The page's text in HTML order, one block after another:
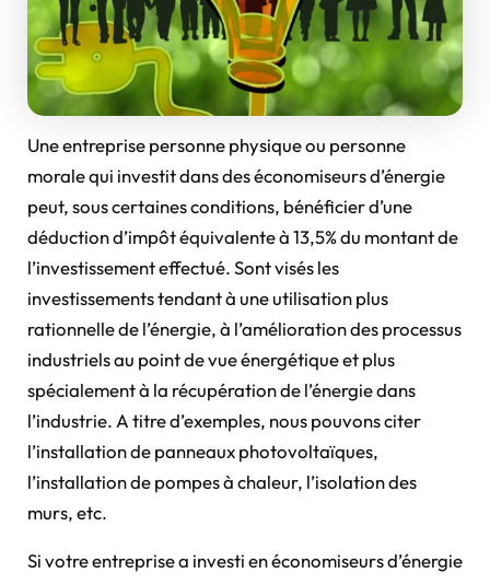
Une entreprise personne physique ou personne
morale qui investit dans des économiseurs d’énergie
peut, sous certaines conditions, bénéficier d’une
déduction d’impôt équivalente à 13,5% du montant de
l’investissement effectué. Sont visés les
investissements tendant à une utilisation plus
rationnelle de l’énergie, à l’amélioration des processus
industriels au point de vue énergétique et plus
spécialement à la récupération de l’énergie dans
l’industrie. A titre d’exemples, nous pouvons citer
l’installation de panneaux photovoltaïques,
l’installation de pompes à chaleur, l’isolation des
murs, etc.
Si votre entreprise a investi en économiseurs d’énergie